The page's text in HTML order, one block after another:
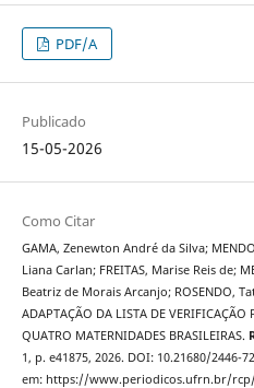
PDF/A
Publicado
15-05-2026
Como Citar
GAMA, Zenewton André da Silva;
Liana Carlan; FREITAS, Marise Reis de;
Beatriz de Morais Arcanjo; ROSENDO,
ADAPTAÇÃO DA LISTA DE VERIFICAÇÃO
QUATRO MATERNIDADES BRASILEIRAS.
1, p. e41875, 2026. DOI: 10.21680/2446-
em: https://www.periodicos.ufrn.br/rcp/